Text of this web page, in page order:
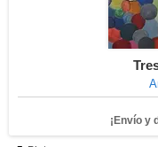
¡Envío y